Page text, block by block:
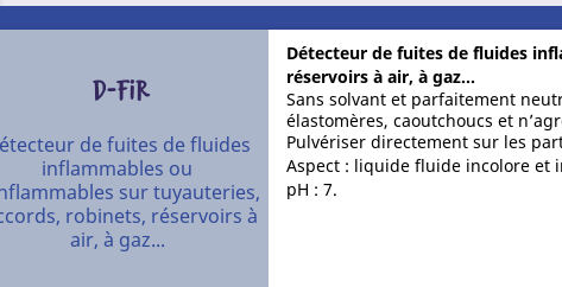
Détecteur de fuites de fluides
réservoirs à air, à gaz...
Sans solvant et parfaitement
élastomères, caoutchoucs et
Pulvériser directement sur les
Aspect : liquide fluide incolore et
pH : 7.
D-FIR
de fuites de fluides
inflammables ou
sur tuyauteries,
robinets, réservoirs à
air, à gaz...